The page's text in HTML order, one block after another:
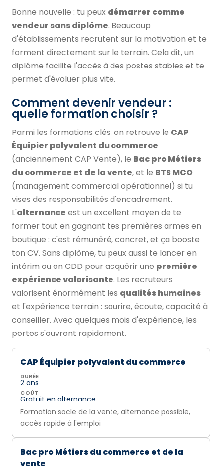
Bonne nouvelle : tu peux démarrer comme
vendeur sans diplôme. Beaucoup
d'établissements recrutent sur la motivation et te
forment directement sur le terrain. Cela dit, un
diplôme facilite l'accès à des postes stables et te
permet d'évoluer plus vite.
Comment devenir vendeur :
quelle formation choisir ?
Parmi les formations clés, on retrouve le CAP
Équipier polyvalent du commerce
(anciennement CAP Vente), le Bac pro Métiers
du commerce et de la vente, et le BTS MCO
(management commercial opérationnel) si tu
vises des responsabilités d'encadrement.
L'alternance est un excellent moyen de te
former tout en gagnant tes premières armes en
boutique : c'est rémunéré, concret, et ça booste
ton CV. Sans diplôme, tu peux aussi te lancer en
intérim ou en CDD pour acquérir une première
expérience valorisante. Les recruteurs
valorisent énormément les qualités humaines
et l'expérience terrain : sourire, écoute, capacité à
conseiller. Avec quelques mois d'expérience, les
portes s'ouvrent rapidement.
CAP Équipier polyvalent du commerce
DURÉE
2 ans
COÛT
Gratuit en alternance
Formation socle de la vente, alternance possible,
accès rapide à l'emploi
Bac pro Métiers du commerce et de la
vente